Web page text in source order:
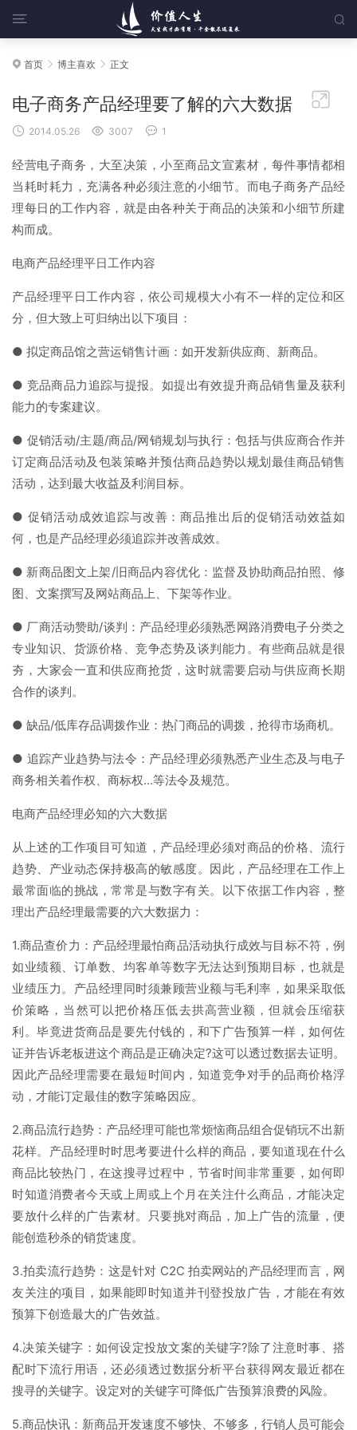
 
 首页  博主喜欢  正文

电子商务产品经理要了解的六大数据
 2014.05.26  3007  1
经营电子商务，大至决策，小至商品文宣素材，每件事情都相
当耗时耗力，充满各种必须注意的小细节。而电子商务产品经
理每日的工作内容，就是由各种关于商品的决策和小细节所建
构而成。
电商产品经理平日工作内容
产品经理平日工作内容，依公司规模大小有不一样的定位和区
分，但大致上可归纳出以下项目：
● 拟定商品馆之营运销售计画：如开发新供应商、新商品。
● 竞品商品力追踪与提报。如提出有效提升商品销售量及获利
能力的专案建议。
● 促销活动/主题/商品/网销规划与执行：包括与供应商合作并
订定商品活动及包装策略并预估商品趋势以规划最佳商品销售
活动，达到最大收益及利润目标。
● 促销活动成效追踪与改善：商品推出后的促销活动效益如
何，也是产品经理必须追踪并改善成效。
● 新商品图文上架/旧商品内容优化：监督及协助商品拍照、修
图、文案撰写及网站商品上、下架等作业。
● 厂商活动赞助/谈判：产品经理必须熟悉网路消费电子分类之
专业知识、货源价格、竞争态势及谈判能力。有些商品就是很
夯，大家会一直和供应商抢货，这时就需要启动与供应商长期
合作的谈判。
● 缺品/低库存品调拨作业：热门商品的调拨，抢得市场商机。
● 追踪产业趋势与法令：产品经理必须熟悉产业生态及与电子
商务相关着作权、商标权…等法令及规范。
电商产品经理必知的六大数据
从上述的工作项目可知道，产品经理必须对商品的价格、流行
趋势、产业动态保持极高的敏感度。因此，产品经理在工作上
最常面临的挑战，常常是与数字有关。以下依据工作内容，整
理出产品经理最需要的六大数据力：
1.商品查价力：产品经理最怕商品活动执行成效与目标不符，例
如业绩额、订单数、均客单等数字无法达到预期目标，也就是
业绩压力。产品经理同时须兼顾营业额与毛利率，如果采取低
价策略，当然可以把价格压低去拱高营业额，但就会压缩获
利。毕竟进货商品是要先付钱的，和下广告预算一样，如何佐
证并告诉老板进这个商品是正确决定?这可以透过数据去证明。
因此产品经理需要在最短时间内，知道竞争对手的品商价格浮
动，才能订定最佳的数字策略因应。
2.商品流行趋势：产品经理可能也常烦恼商品组合促销玩不出新
花样。产品经理时时思考要进什么样的商品，要知道现在什么
商品比较热门，在这搜寻过程中，节省时间非常重要，如何即
时知道消费者今天或上周或上个月在关注什么商品，才能决定
要放什么样的广告素材。只要挑对商品，加上广告的流量，便
能创造秒杀的销货速度。
3.拍卖流行趋势：这是针对 C2C 拍卖网站的产品经理而言，网
友关注的项目，如果能即时知道并刊登投放广告，才能在有效
预算下创造最大的广告效益。
4.决策关键字：如何设定投放文案的关键字?除了注意时事、搭
配时下流行用语，还必须透过数据分析平台获得网友最近都在
搜寻的关键字。设定对的关键字可降低广告预算浪费的风险。
5.商品快讯：新商品开发速度不够快、不够多，行销人员可能会